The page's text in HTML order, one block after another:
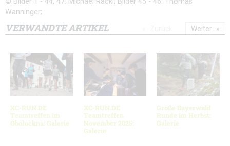
Wanninger;
VERWANDTE ARTIKEL
XC-RUN.DE
Teamtreffen im
Öboluckna: Galerie
XC-RUN.DE
Teamtreffen
November 2025:
Galerie
Große Bayerwald
Runde im Herbst:
Galerie
Weiter